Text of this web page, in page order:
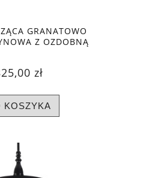
GRANATOWO
Z OZDOBNĄ
zł
KOSZYKA